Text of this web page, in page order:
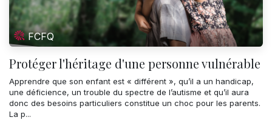
FCFQ
Protéger l'héritage d'une personne vulnérable
Apprendre que son enfant est « différent », qu’il a un handicap,
une déficience, un trouble du spectre de l’autisme et qu’il aura
donc des besoins particuliers constitue un choc pour les parents.
La p...